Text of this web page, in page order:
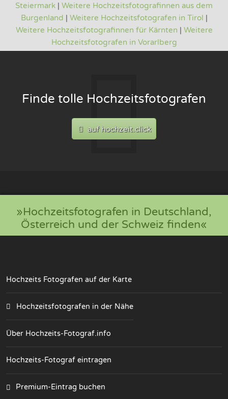
Steiermark | Weitere Hochzeitsfotografinnen aus dem
Burgenland | Weitere Hochzeitsfotografen in Tirol |
Weitere Hochzeitsfotografinnen für Kärnten | Weitere
Hochzeitsfotografen in Vorarlberg
Finde tolle Hochzeitsfotografen
auf hochzeit.click
»Hochzeitsfotografen in Deutschland,
Österreich und der Schweiz finden«
Hochzeits Fotografen auf der Karte
Hochzeitsfotografen in der Nähe
Über Hochzeits-Fotograf.info
Hochzeits-Fotograf eintragen
Premium-Eintrag buchen